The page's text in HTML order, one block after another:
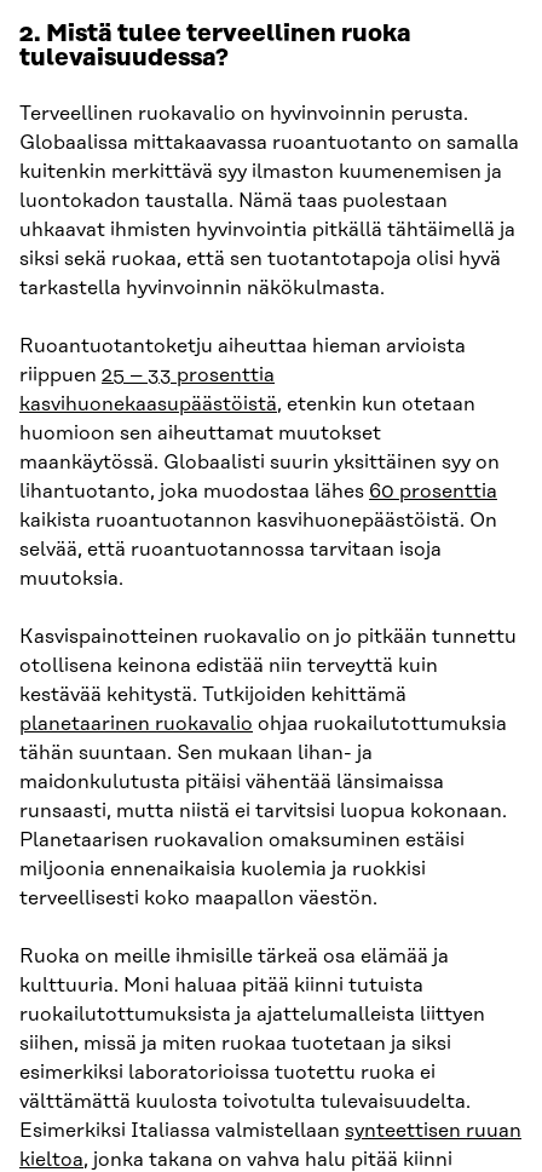
2. Mistä tulee terveellinen ruoka
tulevaisuudessa?
Terveellinen ruokavalio on hyvinvoinnin perusta.
Globaalissa mittakaavassa ruoantuotanto on samalla
kuitenkin merkittävä syy ilmaston kuumenemisen ja
luontokadon taustalla. Nämä taas puolestaan
uhkaavat ihmisten hyvinvointia pitkällä tähtäimellä ja
siksi sekä ruokaa, että sen tuotantotapoja olisi hyvä
tarkastella hyvinvoinnin näkökulmasta.
Ruoantuotantoketju aiheuttaa hieman arvioista
riippuen 25 – 33 prosenttia
kasvihuonekaasupäästöistä, etenkin kun otetaan
huomioon sen aiheuttamat muutokset
maankäytössä. Globaalisti suurin yksittäinen syy on
lihantuotanto, joka muodostaa lähes 60 prosenttia
kaikista ruoantuotannon kasvihuonepäästöistä. On
selvää, että ruoantuotannossa tarvitaan isoja
muutoksia.
Kasvispainotteinen ruokavalio on jo pitkään tunnettu
otollisena keinona edistää niin terveyttä kuin
kestävää kehitystä. Tutkijoiden kehittämä
planetaarinen ruokavalio ohjaa ruokailutottumuksia
tähän suuntaan. Sen mukaan lihan- ja
maidonkulutusta pitäisi vähentää länsimaissa
runsaasti, mutta niistä ei tarvitsisi luopua kokonaan.
Planetaarisen ruokavalion omaksuminen estäisi
miljoonia ennenaikaisia kuolemia ja ruokkisi
terveellisesti koko maapallon väestön.
Ruoka on meille ihmisille tärkeä osa elämää ja
kulttuuria. Moni haluaa pitää kiinni tutuista
ruokailutottumuksista ja ajattelumalleista liittyen
siihen, missä ja miten ruokaa tuotetaan ja siksi
esimerkiksi laboratorioissa tuotettu ruoka ei
välttämättä kuulosta toivotulta tulevaisuudelta.
Esimerkiksi Italiassa valmistellaan synteettisen ruuan
kieltoa, jonka takana on vahva halu pitää kiinni